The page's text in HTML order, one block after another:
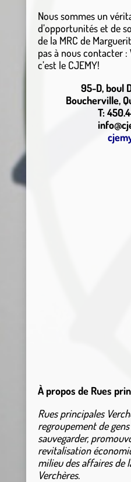
Nous sommes un
d’opportunités et de
de la MRC de
pas à nous contacter
c’est le CJEMY!
95-D, boul
Boucherville,
T:
À propos de Rues
Rues principales
regroupement de
sauvegarder,
revitalisation
milieu des affaires de
Verchères.